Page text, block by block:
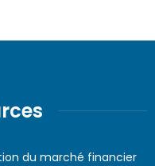
du marché financier